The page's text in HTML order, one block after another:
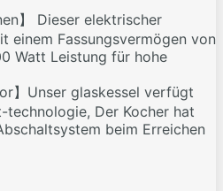
】 Dieser elektrischer
einem Fassungsvermögen von
Watt Leistung für hohe
】Unser glaskessel verfügt
Der Kocher hat
beim Erreichen